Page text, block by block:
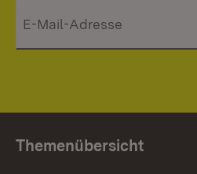
Themenübersicht